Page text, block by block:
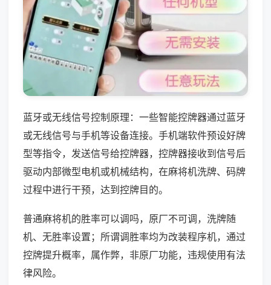
蓝牙或无线信号控制原理：一些智能控牌器通过蓝牙
或无线信号与手机等设备连接。手机端软件预设好牌
型等指令，发送信号给控牌器，控牌器接收到信号后
驱动内部微型电机或机械结构，在麻将机洗牌、码牌
过程中进行干预，达到控牌目的。
普通麻将机的胜率可以调吗，原厂不可调，洗牌随
机、无胜率设置；所谓调胜率均为改装程序机，通过
控牌提升概率，属作弊，非原厂功能，违规使用有法
律风险。